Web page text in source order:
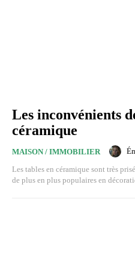
Les inconvénients
céramique
MAISON / IMMOBILIER
Les tables en céramique sont très
de plus en plus populaires en